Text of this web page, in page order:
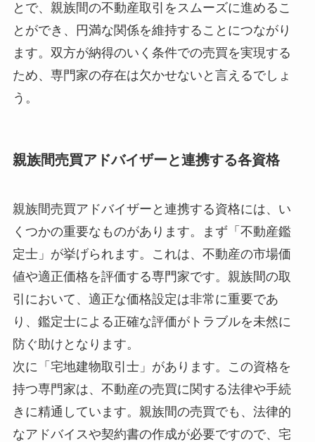
とで、親族間の不動産取引をスムーズに進めるこ
とができ、円満な関係を維持することにつながり
ます。双方が納得のいく条件での売買を実現する
ため、専門家の存在は欠かせないと言えるでしょ
う。
親族間売買アドバイザーと連携する各資格
親族間売買アドバイザーと連携する資格には、い
くつかの重要なものがあります。まず「不動産鑑
定士」が挙げられます。これは、不動産の市場価
値や適正価格を評価する専門家です。親族間の取
引において、適正な価格設定は非常に重要であ
り、鑑定士による正確な評価がトラブルを未然に
防ぐ助けとなります。
次に「宅地建物取引士」があります。この資格を
持つ専門家は、不動産の売買に関する法律や手続
きに精通しています。親族間の売買でも、法律的
なアドバイスや契約書の作成が必要ですので、宅